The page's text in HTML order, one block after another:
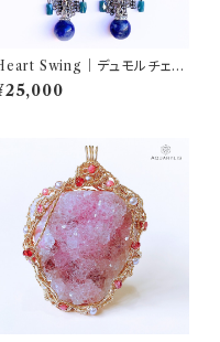
Swing｜デュモルチェラ
ト ハートピアス（Silver925）
AQUARYLIS